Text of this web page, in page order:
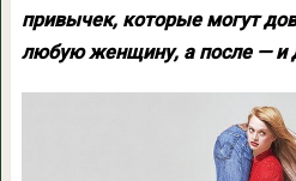
привычек, которые могут
любую женщину, а после — и